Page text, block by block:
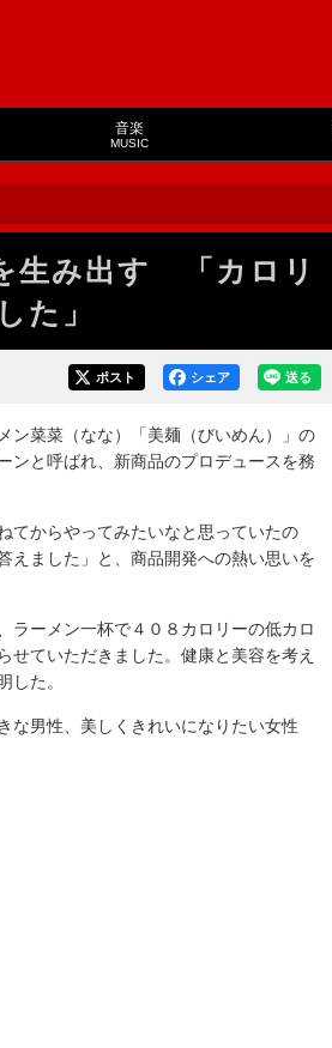
音楽
MUSIC
生み出す 「カロリ
た」
送る
シェア
ポスト
菜菜（なな）「美麺（びいめん）」の
ンと呼ばれ、新商品のプロデュースを務
てからやってみたいなと思っていたの
えました」と、商品開発への熱い思いを
ーメン一杯で４０８カロリーの低カロ
せていただきました。健康と美容を考え
した。
男性、美しくきれいになりたい女性